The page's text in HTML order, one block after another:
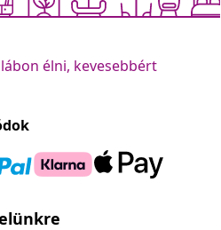
élni, kevesebbért